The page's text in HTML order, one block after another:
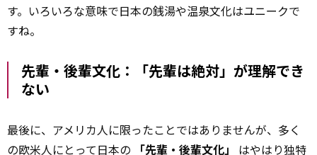
す。いろいろな意味で日本の銭湯や温泉文化はユニークで
すね。
先輩・後輩文化：「先輩は絶対」が理解でき
ない
最後に、アメリカ人に限ったことではありませんが、多く
の欧米人にとって日本の
「先輩・後輩文化」
はやはり独特